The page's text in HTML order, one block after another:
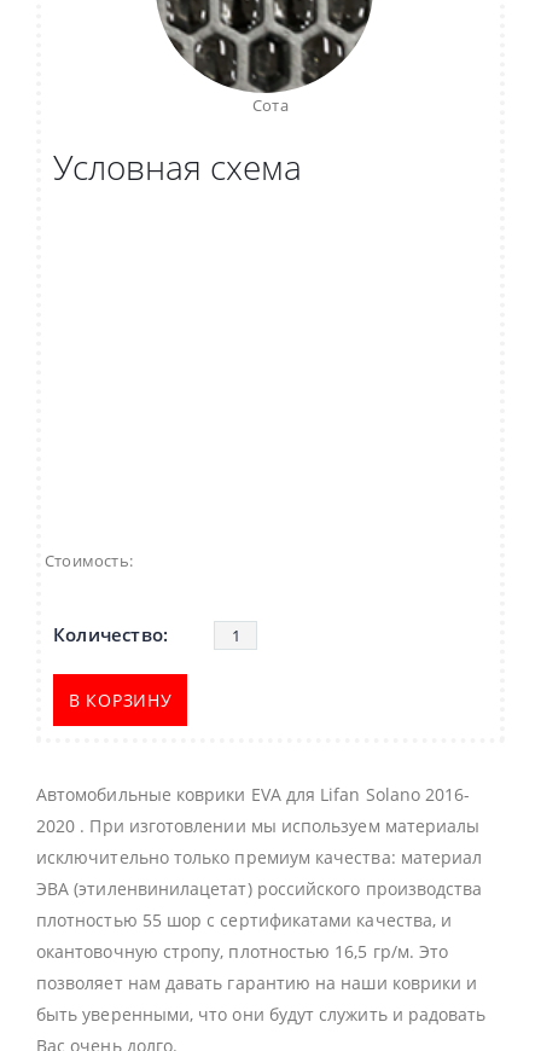
Сота
Условная схема
Стоимость:
В КОРЗИНУ
Автомобильные коврики EVA для Lifan Solano 2016-
2020 . При изготовлении мы используем материалы
исключительно только премиум качества: материал
ЭВА (этиленвинилацетат) российского производства
плотностью 55 шор с сертификатами качества, и
окантовочную стропу, плотностью 16,5 гр/м. Это
позволяет нам давать гарантию на наши коврики и
быть уверенными, что они будут служить и радовать
Вас очень долго.